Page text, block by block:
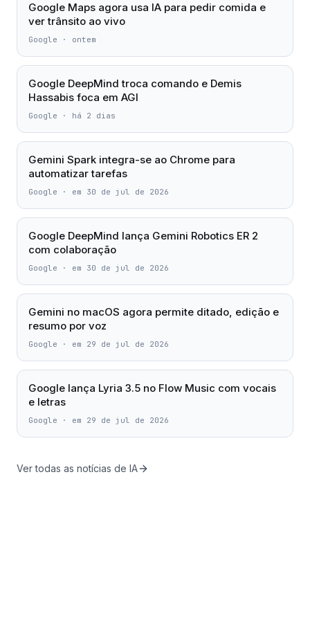
Google Maps agora usa IA para pedir comida e
ver trânsito ao vivo
Google · ontem
Google DeepMind troca comando e Demis
Hassabis foca em AGI
Google · há 2 dias
Gemini Spark integra-se ao Chrome para
automatizar tarefas
Google · em 30 de jul de 2026
Google DeepMind lança Gemini Robotics ER 2
com colaboração
Google · em 30 de jul de 2026
Gemini no macOS agora permite ditado, edição e
resumo por voz
Google · em 29 de jul de 2026
Google lança Lyria 3.5 no Flow Music com vocais
e letras
Google · em 29 de jul de 2026
Ver todas as notícias de IA